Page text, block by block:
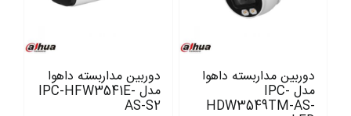
دوربین مداربسته داهوا
مدل IPC-
HDW3549TM-AS-
دوربین مداربسته داهوا
مدل IPC-HFW3541E-
AS-S2